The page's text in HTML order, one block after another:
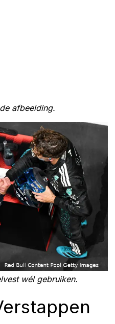
afbeelding.
wél gebruiken.